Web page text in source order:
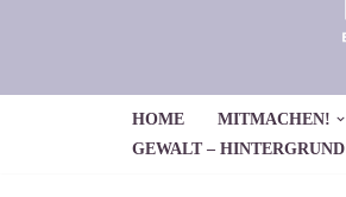
HOME MITMACHEN!
GEWALT – HINTERGRUND